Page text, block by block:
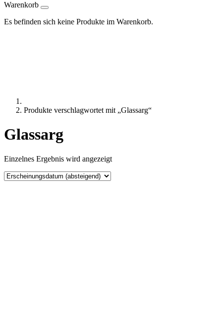
Warenkorb
Es befinden sich keine Produkte im Warenkorb.
Produkte verschlagwortet mit „Glassarg“
Glassarg
Einzelnes Ergebnis wird angezeigt